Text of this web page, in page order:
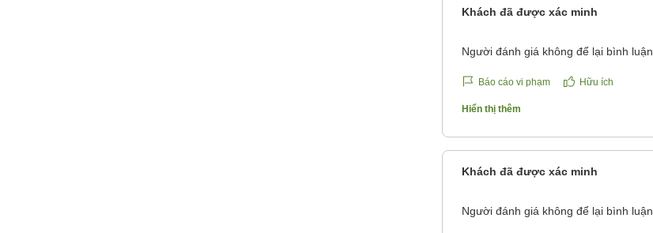
Khách đã được xác minh
Người đánh giá không để lại bình luận.
Báo cáo vi phạm Hữu ích
Hiển thị thêm
Khách đã được xác minh
Người đánh giá không để lại bình luận.